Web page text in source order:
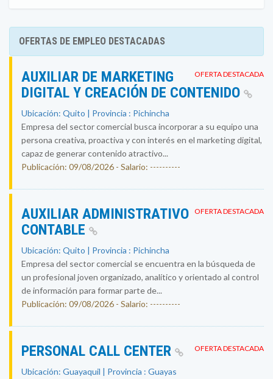
OFERTAS DE EMPLEO DESTACADAS
OFERTA DESTACADA
AUXILIAR DE MARKETING
DIGITAL Y CREACIÓN DE CONTENIDO
Ubicación: Quito | Provincia : Pichincha
Empresa del sector comercial busca incorporar a su equipo una
persona creativa, proactiva y con interés en el marketing digital,
capaz de generar contenido atractivo...
Publicación: 09/08/2026 - Salario: ----------
OFERTA DESTACADA
AUXILIAR ADMINISTRATIVO
CONTABLE
Ubicación: Quito | Provincia : Pichincha
Empresa del sector comercial se encuentra en la búsqueda de
un profesional joven organizado, analítico y orientado al control
de información para formar parte de...
Publicación: 09/08/2026 - Salario: ----------
OFERTA DESTACADA
PERSONAL CALL CENTER
Ubicación: Guayaquil | Provincia : Guayas